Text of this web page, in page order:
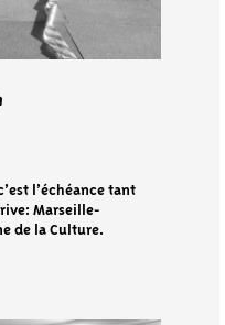
l’échéance tant
Marseille-
de la Culture.